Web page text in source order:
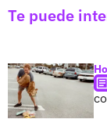
Te puede